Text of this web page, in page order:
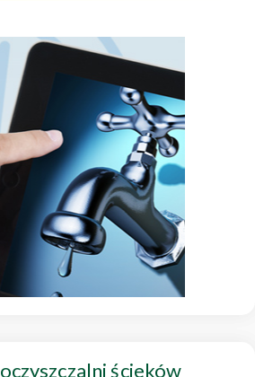
oczyszczalni ścieków